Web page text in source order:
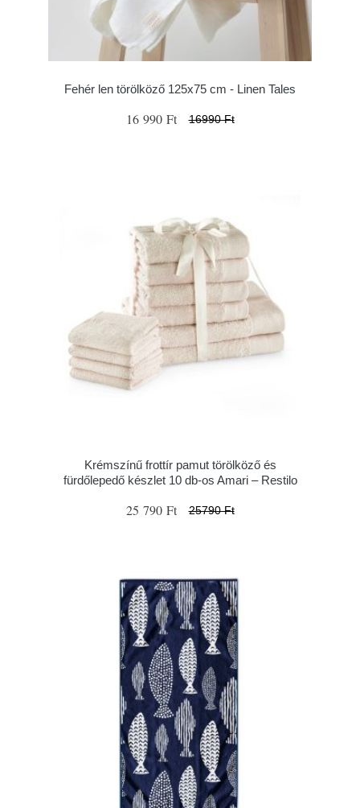
Fehér len törölköző 125x75 cm - Linen Tales
16 990 Ft 16990 Ft
Krémszínű frottír pamut törölköző és
fürdőlepedő készlet 10 db-os Amari – Restilo
25 790 Ft 25790 Ft